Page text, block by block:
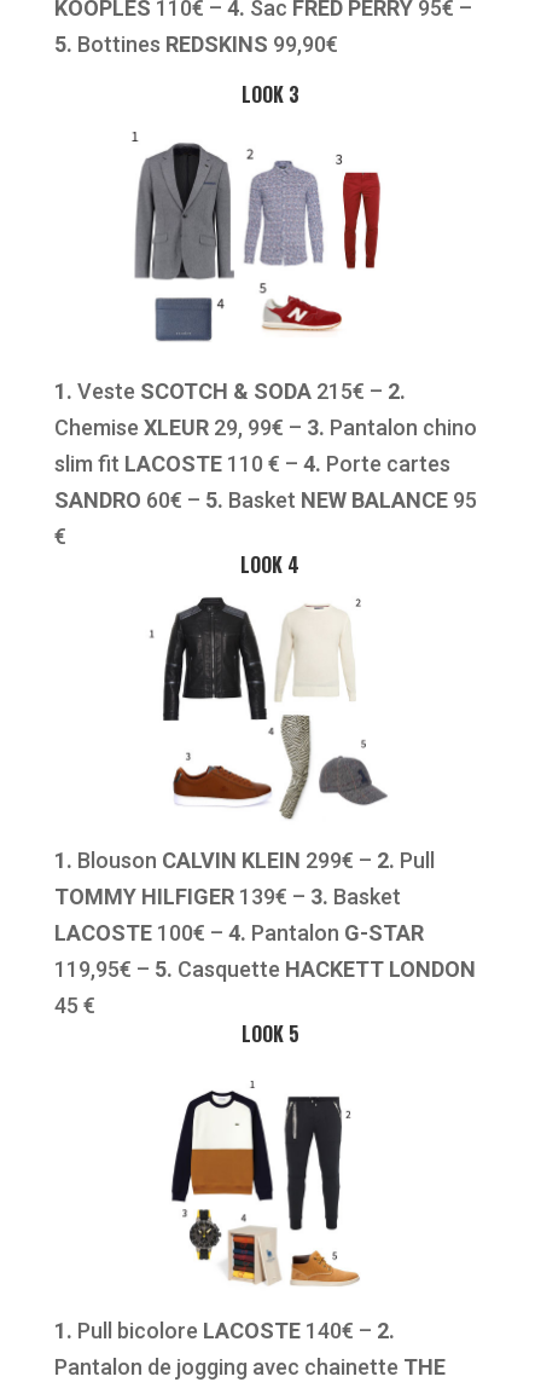
KOOPLES 110€ – 4. Sac FRED PERRY95€ –
5. Bottines REDSKINS 99,90€
LOOK 3
1. Veste SCOTCH & SODA215€ – 2.
Chemise XLEUR29, 99€ – 3. Pantalon chino
slim fit LACOSTE110 € – 4. Porte cartes
SANDRO 60€ – 5. Basket NEW BALANCE95
€
LOOK 4
1. Blouson CALVIN KLEIN 299€ – 2. Pull
TOMMY HILFIGER139€ – 3. Basket
LACOSTE100€ – 4. Pantalon G-STAR
119,95€ – 5. Casquette HACKETT LONDON
45 €
LOOK 5
1. Pull bicolore LACOSTE140€ – 2.
Pantalon de jogging avec chainette THE